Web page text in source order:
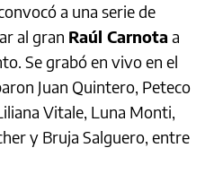
a una serie de
al gran Raúl Carnota a
Se grabó en vivo en el
Juan Quintero, Peteco
Vitale, Luna Monti,
y Bruja Salguero, entre